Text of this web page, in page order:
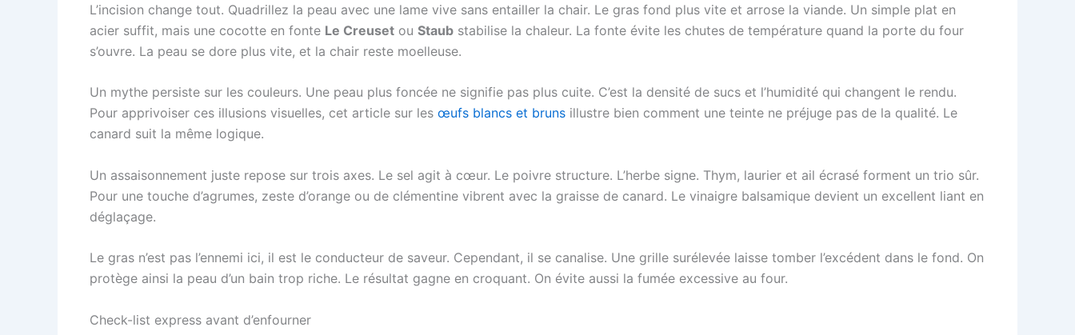
L’incision change tout. Quadrillez la peau avec une lame vive sans entailler la chair. Le gras fond plus vite et arrose la viande. Un simple plat en
acier suffit, mais une cocotte en fonte Le Creuset ou Staub stabilise la chaleur. La fonte évite les chutes de température quand la porte du four
s’ouvre. La peau se dore plus vite, et la chair reste moelleuse.
Un mythe persiste sur les couleurs. Une peau plus foncée ne signifie pas plus cuite. C’est la densité de sucs et l’humidité qui changent le rendu.
Pour apprivoiser ces illusions visuelles, cet article sur les œufs blancs et bruns illustre bien comment une teinte ne préjuge pas de la qualité. Le
canard suit la même logique.
Un assaisonnement juste repose sur trois axes. Le sel agit à cœur. Le poivre structure. L’herbe signe. Thym, laurier et ail écrasé forment un trio sûr.
Pour une touche d’agrumes, zeste d’orange ou de clémentine vibrent avec la graisse de canard. Le vinaigre balsamique devient un excellent liant en
déglaçage.
Le gras n’est pas l’ennemi ici, il est le conducteur de saveur. Cependant, il se canalise. Une grille surélevée laisse tomber l’excédent dans le fond. On
protège ainsi la peau d’un bain trop riche. Le résultat gagne en croquant. On évite aussi la fumée excessive au four.
Check-list express avant d’enfourner